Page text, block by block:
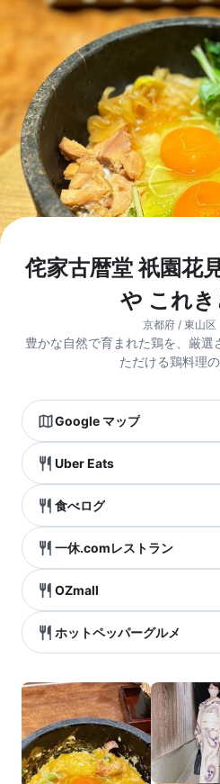
侘家古暦堂 祇園花
や これき
京都府 / 東山区
豊かな自然で育まれた鶏を、厳選
ただける鶏料理の
Google マップ
Uber Eats
食べログ
一休.comレストラン
OZmall
ホットペッパーグルメ